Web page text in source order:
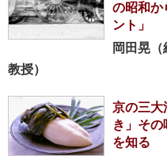
の昭和か
ント」
岡田晃
教授）
京の三大
き」そ
を知る